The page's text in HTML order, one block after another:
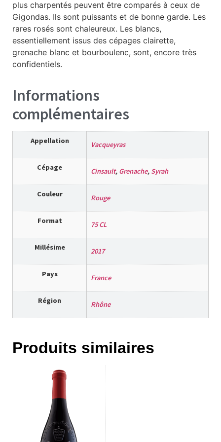
plus charpentés peuvent être comparés à ceux de
Gigondas. Ils sont puissants et de bonne garde. Les
rares rosés sont chaleureux. Les blancs,
essentiellement issus des cépages clairette,
grenache blanc et bourboulenc, sont, encore très
confidentiels.
Informations
complémentaires
Appellation Vacqueyras
Cépage Cinsault, Grenache, Syrah
Couleur Rouge
Format 75 CL
Millésime 2017
Pays France
Région Rhône
Produits similaires